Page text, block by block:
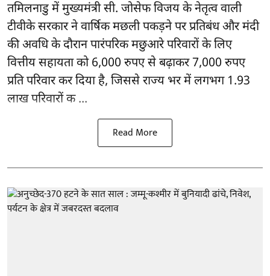
तमिलनाडुमें मुख्यमंत्री सी. जोसेफ विजय के नेतृत्व वाली
टीवीके सरकार ने वार्षिक मछली पकड़ने पर प्रतिबंध और मंदी
की अवधि के दौरान पारंपरिक मछुआरे परिवारों के लिए
वित्तीय सहायता को 6,000 रुपए से बढ़ाकर 7,000 रुपए
प्रति परिवार कर दिया है, जिससे राज्य भर में लगभग 1.93
लाख परिवारों क ...
Read More